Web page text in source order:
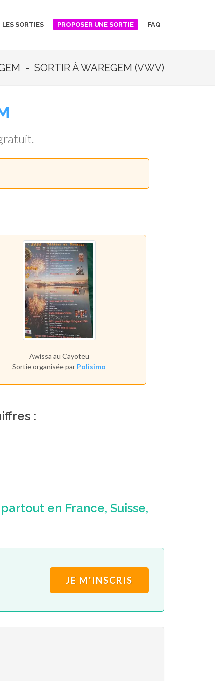
LES SORTIES PROPOSER UNE SORTIE FAQ
- SORTIR À WAREGEM (VWV)
Awissa au Cayoteu
Sortie organisée par Polisimo
:
en France, Suisse,
JE M'INSCRIS